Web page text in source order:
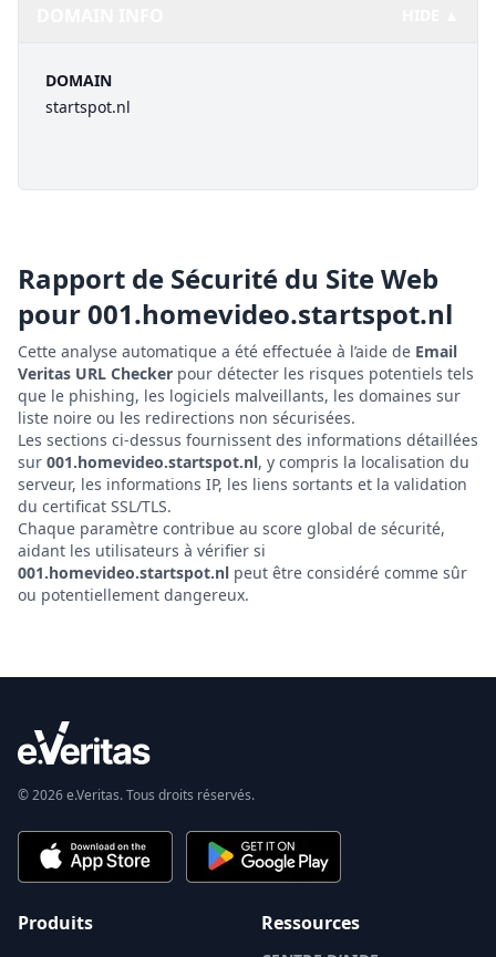
DOMAIN
startspot.nl
Rapport de Sécurité du Site Web
pour001.homevideo.startspot.nl
Cette analyse automatique a été effectuée à l’aide de Email
Veritas URL Checker pour détecter les risques potentiels tels
que le phishing, les logiciels malveillants, les domaines sur
liste noire ou les redirections non sécurisées.
Les sections ci-dessus fournissent des informations détaillées
sur 001.homevideo.startspot.nl, y compris la localisation du
serveur, les informations IP, les liens sortants et la validation
du certificat SSL/TLS.
Chaque paramètre contribue au score global de sécurité,
aidant les utilisateurs à vérifier si
001.homevideo.startspot.nl peut être considéré comme sûr
ou potentiellement dangereux.
© 2026 e.Veritas. Tous droits réservés.
Produits Ressources